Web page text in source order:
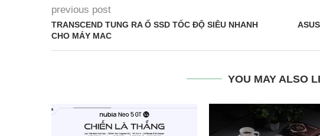
previous post
TRANSCEND TUNG RA Ổ SSD TỐC ĐỘ SIÊU NHANH
CHO MÁY MAC
YOU MAY ALSO